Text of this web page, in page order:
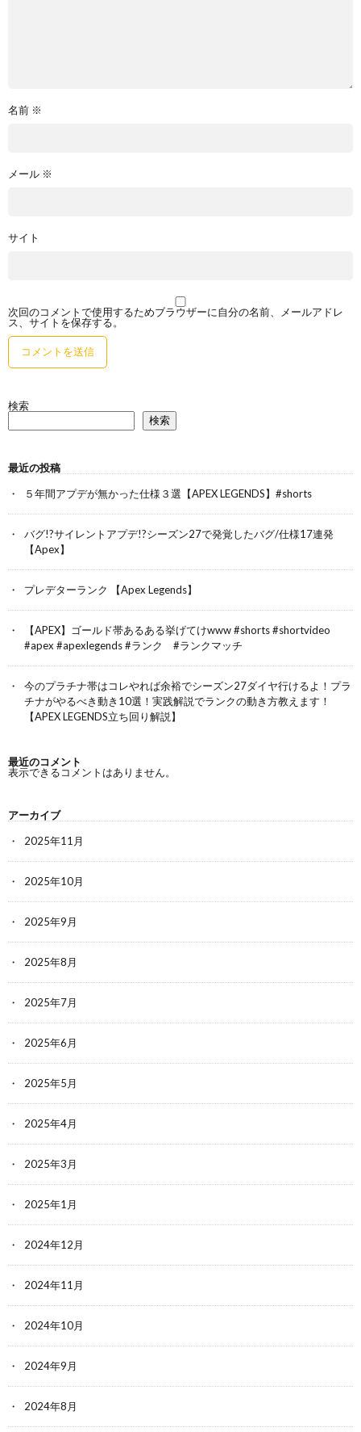
名前 ※
メール ※
サイト
次回のコメントで使用するためブラウザーに自分の名前、メールアドレ
ス、サイトを保存する。
検索
検索
最近の投稿
５年間アプデが無かった仕様３選【APEX LEGENDS】#shorts
バグ!?サイレントアプデ!?シーズン27で発覚したバグ/仕様17連発
【Apex】
プレデターランク 【Apex Legends】
【APEX】ゴールド帯あるある挙げてけwww #shorts #shortvideo
#apex #apexlegends #ランク #ランクマッチ
今のプラチナ帯はコレやれば余裕でシーズン27ダイヤ行けるよ！プラ
チナがやるべき動き10選！実践解説でランクの動き方教えます！
【APEX LEGENDS立ち回り解説】
最近のコメント
表示できるコメントはありません。
アーカイブ
2025年11月
2025年10月
2025年9月
2025年8月
2025年7月
2025年6月
2025年5月
2025年4月
2025年3月
2025年1月
2024年12月
2024年11月
2024年10月
2024年9月
2024年8月